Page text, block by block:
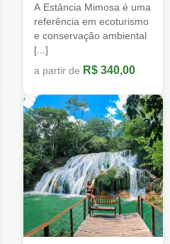
A Estância Mimosa é uma
referência em ecoturismo
e conservação ambiental
[...]
a partir de R$ 340,00